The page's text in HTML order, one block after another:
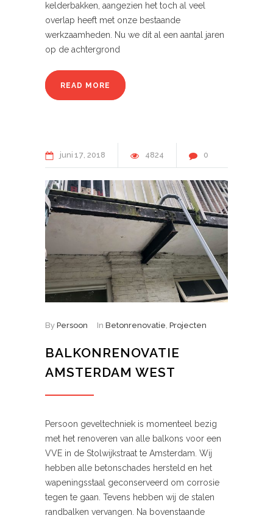
kelderbakken, aangezien het toch al veel
overlap heeft met onze bestaande
werkzaamheden. Nu we dit al een aantal jaren
op de achtergrond
READ MORE
juni 17 2018 4824 0
By Persoon In Betonrenovatie, Projecten
BALKONRENOVATIE
AMSTERDAM WEST
Persoon geveltechniek is momenteel bezig
met het renoveren van alle balkons voor een
VVE in de Stolwijkstraat te Amsterdam. Wij
hebben alle betonschades hersteld en het
wapeningsstaal geconserveerd om corrosie
tegen te gaan. Tevens hebben wij de stalen
randbalken vervangen. Na bovenstaande